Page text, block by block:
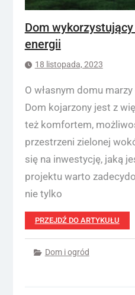
Dom
energii
18 listopada, 2023
O własnym domu
Dom kojarzony jest z
też komfortem,
przestrzeni zielonej
się na inwestycję, jaką
projektu warto
nie tylko
PRZEJDŹ DO ARTYKUŁU
Dom i ogród